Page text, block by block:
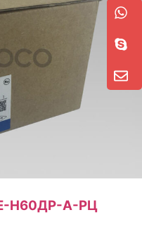
Н60ДР-А-РЦ